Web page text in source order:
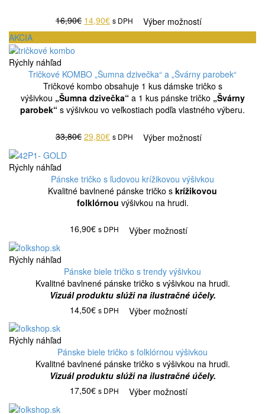
16,90€ 14,90€ s DPH
Výber možností
AKCIA
Rýchly náhľad
Tričkové KOMBO „Šumna dzivečka“ a „Švárny parobek“
Tričkové kombo obsahuje 1 kus dámske tričko s
výšivkou „Šumna dzivečka“ a 1 kus pánske tričko „Švárny
parobek“ s výšivkou vo veľkostiach podľa vlastného výberu.
33,80€ 29,80€ s DPH Výber možností
Rýchly náhľad
Pánske tričko s ľudovou krížikovou výšivkou
Kvalitné bavlnené pánske tričko s krížikovou
folklórnou výšivkou na hrudi.
16,90€ s DPH Výber možností
Rýchly náhľad
Pánske biele tričko s trendy výšivkou
Kvalitné bavlnené pánske tričko s výšivkou na hrudi.
Vizuál produktu slúži na ilustračné účely.
14,50€ s DPH Výber možností
Rýchly náhľad
Pánske biele tričko s folklórnou výšivkou
Kvalitné bavlnené pánske tričko s výšivkou na hrudi.
Vizuál produktu slúži na ilustračné účely.
17,50€ s DPH Výber možností